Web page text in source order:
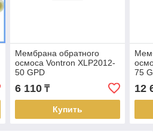
Мембрана обратного
осмоса Vontron XLP2012-
50 GPD
6 110₸
Купить
75
12